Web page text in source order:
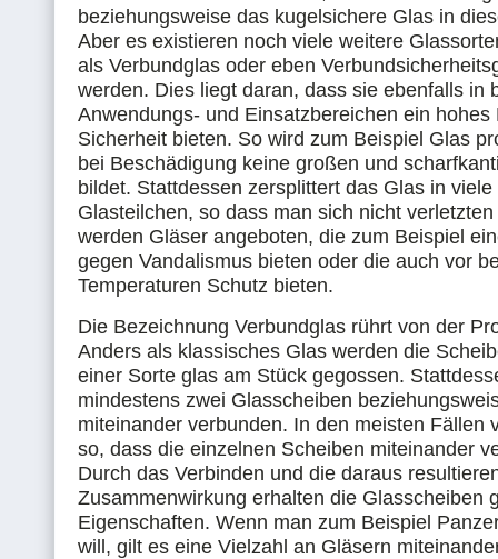
beziehungsweise das kugelsichere Glas in
Aber es existieren noch viele weitere
als Verbundglas oder eben
werden. Dies liegt daran, dass sie ebenfalls in
Anwendungs- und Einsatzbereichen ein hohes
Sicherheit bieten. So wird zum Beispiel Glas
bei Beschädigung keine großen und
bildet. Stattdessen zersplittert das Glas in viele
Glasteilchen, so dass man sich nicht
werden Gläser angeboten, die zum Beispiel
gegen Vandalismus bieten oder die auch vor
Temperaturen Schutz bieten.
Die Bezeichnung Verbundglas rührt von der
Anders als klassisches Glas werden die
einer Sorte glas am Stück gegossen.
mindestens zwei Glasscheiben
miteinander verbunden. In den meisten Fällen
so, dass die einzelnen Scheiben miteinander
Durch das Verbinden und die daraus
Zusammenwirkung erhalten die Glasscheiben
Eigenschaften. Wenn man zum Beispiel
will, gilt es eine Vielzahl an Gläsern